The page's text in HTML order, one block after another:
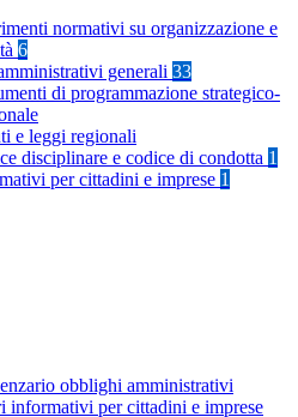
normativi su organizzazione e
6
generali 33
di programmazione strategico-
e leggi regionali
disciplinare e codice di condotta 1
per cittadini e imprese 1
obblighi amministrativi
informativi per cittadini e imprese